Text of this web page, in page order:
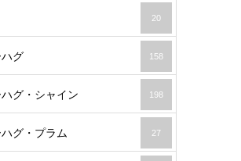
20
グ 158
グ・シャイン 198
グ・プラム 27